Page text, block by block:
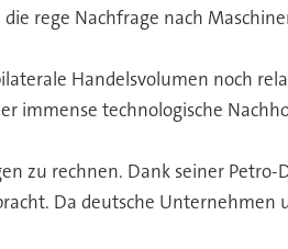
rege Nachfrage nach
Handelsvolumen noch
immense technologische
zu rechnen. Dank seiner Petro-
Da deutsche Unternehmen